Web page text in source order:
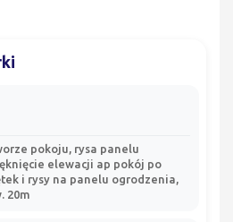
pokoju, rysa panelu
elewacji ap pokój po
i rysy na panelu ogrodzenia,
20m